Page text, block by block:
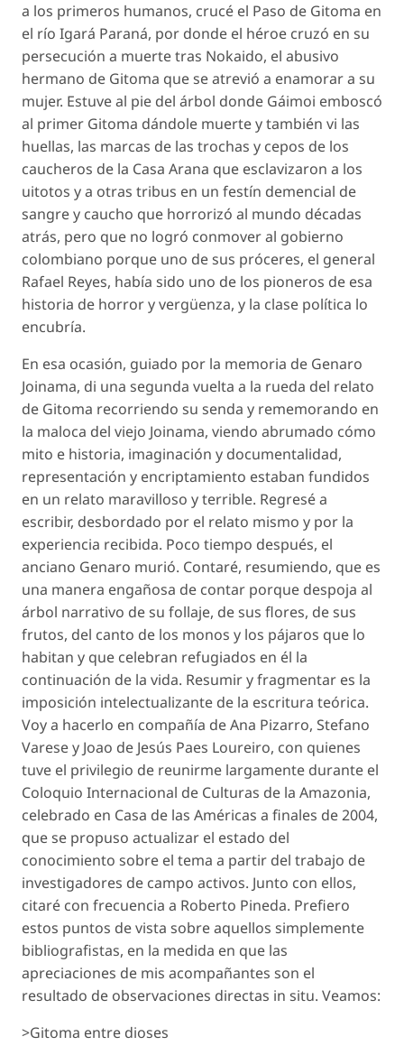
a los primeros humanos, crucé el Paso de Gitoma en
el río Igará Paraná, por donde el héroe cruzó en su
persecución a muerte tras Nokaido, el abusivo
hermano de Gitoma que se atrevió a enamorar a su
mujer. Estuve al pie del árbol donde Gáimoi emboscó
al primer Gitoma dándole muerte y también vi las
huellas, las marcas de las trochas y cepos de los
caucheros de la Casa Arana que esclavizaron a los
uitotos y a otras tribus en un festín demencial de
sangre y caucho que horrorizó al mundo décadas
atrás, pero que no logró conmover al gobierno
colombiano porque uno de sus próceres, el general
Rafael Reyes, había sido uno de los pioneros de esa
historia de horror y vergüenza, y la clase política lo
encubría.
En esa ocasión, guiado por la memoria de Genaro
Joinama, di una segunda vuelta a la rueda del relato
de Gitoma recorriendo su senda y rememorando en
la maloca del viejo Joinama, viendo abrumado cómo
mito e historia, imaginación y documentalidad,
representación y encriptamiento estaban fundidos
en un relato maravilloso y terrible. Regresé a
escribir, desbordado por el relato mismo y por la
experiencia recibida. Poco tiempo después, el
anciano Genaro murió. Contaré, resumiendo, que es
una manera engañosa de contar porque despoja al
árbol narrativo de su follaje, de sus flores, de sus
frutos, del canto de los monos y los pájaros que lo
habitan y que celebran refugiados en él la
continuación de la vida. Resumir y fragmentar es la
imposición intelectualizante de la escritura teórica.
Voy a hacerlo en compañía de Ana Pizarro, Stefano
Varese y Joao de Jesús Paes Loureiro, con quienes
tuve el privilegio de reunirme largamente durante el
Coloquio Internacional de Culturas de la Amazonia,
celebrado en Casa de las Américas a finales de 2004,
que se propuso actualizar el estado del
conocimiento sobre el tema a partir del trabajo de
investigadores de campo activos. Junto con ellos,
citaré con frecuencia a Roberto Pineda. Prefiero
estos puntos de vista sobre aquellos simplemente
bibliografistas, en la medida en que las
apreciaciones de mis acompañantes son el
resultado de observaciones directas in situ. Veamos:
>Gitoma entre dioses